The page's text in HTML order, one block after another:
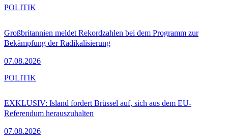
Großbritannien meldet Rekordzahlen bei dem Programm zur
Bekämpfung der Radikalisierung
07.08.2026
POLITIK
EXKLUSIV: Island fordert Brüssel auf, sich aus dem EU-
Referendum herauszuhalten
07.08.2026
POLITIK